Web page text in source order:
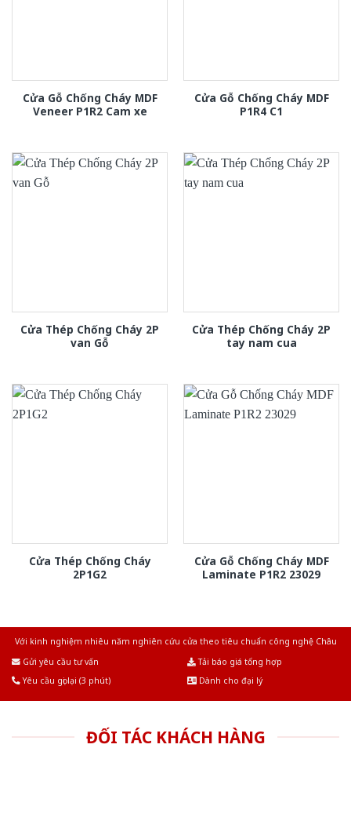
Cửa Gỗ Chống Cháy MDF
Veneer P1R2 Cam xe
Cửa Gỗ Chống Cháy MDF
P1R4 C1
Cửa Thép Chống Cháy 2P
van Gỗ
Cửa Thép Chống Cháy 2P
tay nam cua
Cửa Thép Chống Cháy
2P1G2
Cửa Gỗ Chống Cháy MDF
Laminate P1R2 23029
Với kinh nghiệm nhiêu năm nghiên cứu cửa theo tiêu chuẩn công nghệ Châu
Gửi yêu cầu tư vấn
Tải báo giá tổng hợp
Yêu cầu gọi lại (3 phút)
Dành cho đại lý
ĐỐI TÁC KHÁCH HÀNG